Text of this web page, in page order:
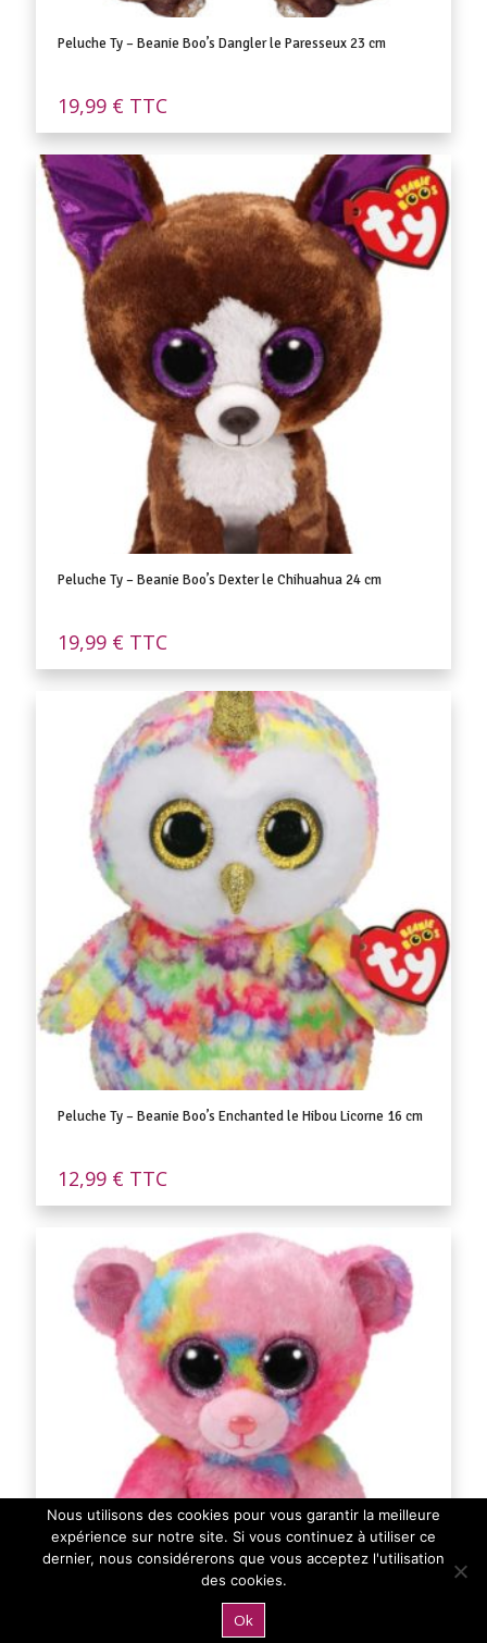
Peluche Ty – Beanie Boo’s Dangler le Paresseux 23 cm
19,99 € TTC
Peluche Ty – Beanie Boo’s Dexter le Chihuahua 24 cm
19,99 € TTC
Peluche Ty – Beanie Boo’s Enchanted le Hibou Licorne 16 cm
12,99 € TTC
Nous utilisons des cookies pour vous garantir la meilleure
expérience sur notre site. Si vous continuez à utiliser ce
dernier, nous considérerons que vous acceptez l'utilisation
des cookies.
Ok